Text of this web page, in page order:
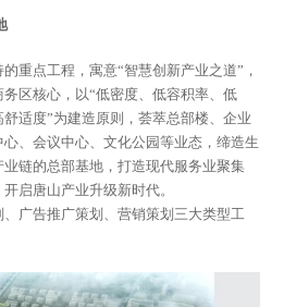
重点工程，寓意“智慧创新产业之道”，
区核心，以“低密度、低容积率、低
适度”为建造原则，荟萃总部楼、企业
、会议中心、文化公园等业态，缔造生
链的总部基地，打造现代服务业聚集
启唐山产业升级新时代。
广告推广策划、营销策划三大类型工